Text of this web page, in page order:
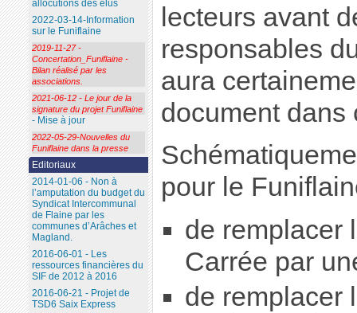
lecteurs avant
responsables
aura
document dans
pour le
de remplacer
Carrée par
de remplacer
allocutions des élus
2022-03-14-Information
sur le Funiflaine
2019-11-27 -
Concertation_Funiflaine -
Bilan réalisé par les
associations.
2021-06-12 - Le jour de la
signature du projet Funiflaine
- Mise à jour
2022-05-29-Nouvelles du
Funiflaine dans la presse
Editoriaux
2014-01-06 - Non à
l’amputation du budget du
Syndicat Intercommunal
de Flaine par les
communes d’Arâches et
Magland.
2016-06-01 - Les
ressources financières du
SIF de 2012 à 2016
2016-06-21 - Projet de
TSD6 Saix Express